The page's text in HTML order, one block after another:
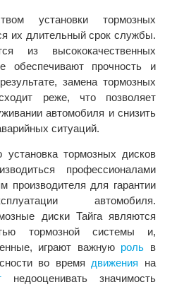
установки тормозных
их длительный срок службы.
из высококачественных
обеспечивают прочность и
замена тормозных
реже, что позволяет
автомобиля и снизить
ситуаций.
установка тормозных дисков
профессионалами
производителя для гарантии
автомобиля.
диски Тайга являются
тормозной системы и,
играют важную роль в
во время движения на
недооценивать значимость